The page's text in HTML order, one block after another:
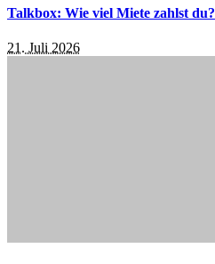
Talkbox: Wie viel Miete zahlst du?
21. Juli 2026